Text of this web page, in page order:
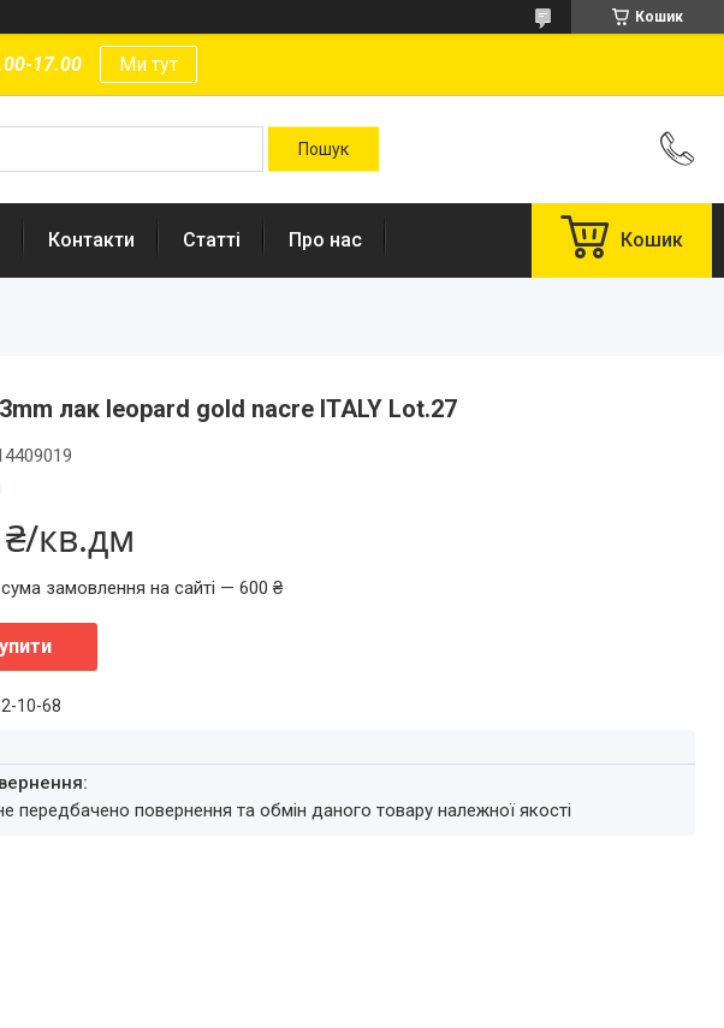
Кошик
17.00 Ми тут
Контакти Статті Про нас Кошик
лак leopard gold nacre ITALY Lot.27
кв.дм
замовлення на сайті — 600 ₴
10-68
передбачено повернення та обмін даного товару належної якості